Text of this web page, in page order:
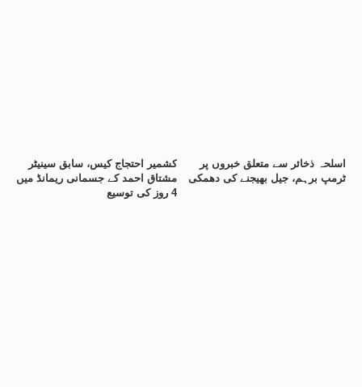
کشمیر احتجاج کیس، سابق سینیٹر
مشتاق احمد کے جسمانی ریمانڈ میں
4 روز کی توسیع
اسلحہ ذخائر سے متعلق خبروں پر
ٹرمپ برہم، جیل بھیجنے کی دھمکی